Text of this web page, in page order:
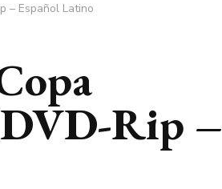
– Español Latino
Rip –